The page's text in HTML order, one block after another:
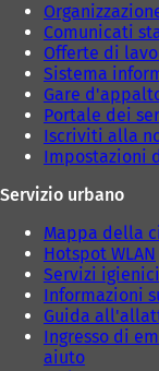
Comunicati
Offerte di
Sistema
Gare
Portale dei
Iscriviti alla
Impostazioni
Servizio urbano
Mappa della
Hotspot WLAN
Servizi
Informazioni
Guida
Ingresso di
aiuto